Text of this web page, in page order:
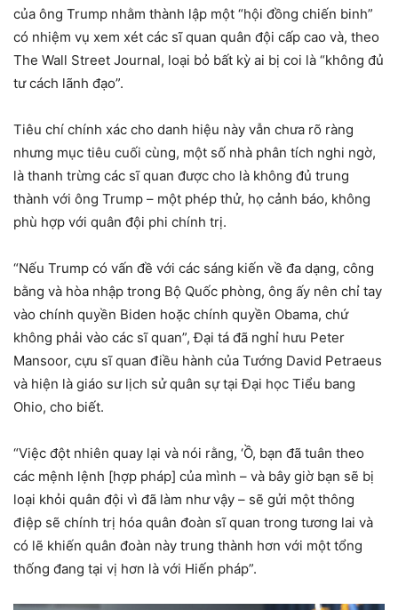
của ông Trump nhằm thành lập một “hội đồng chiến binh”
có nhiệm vụ xem xét các sĩ quan quân đội cấp cao và, theo
The Wall Street Journal, loại bỏ bất kỳ ai bị coi là “không đủ
tư cách lãnh đạo”.
Tiêu chí chính xác cho danh hiệu này vẫn chưa rõ ràng
nhưng mục tiêu cuối cùng, một số nhà phân tích nghi ngờ,
là thanh trừng các sĩ quan được cho là không đủ trung
thành với ông Trump – một phép thử, họ cảnh báo, không
phù hợp với quân đội phi chính trị.
“Nếu Trump có vấn đề với các sáng kiến ​​về đa dạng, công
bằng và hòa nhập trong Bộ Quốc phòng, ông ấy nên chỉ tay
vào chính quyền Biden hoặc chính quyền Obama, chứ
không phải vào các sĩ quan”, Đại tá đã nghỉ hưu Peter
Mansoor, cựu sĩ quan điều hành của Tướng David Petraeus
và hiện là giáo sư lịch sử quân sự tại Đại học Tiểu bang
Ohio, cho biết.
“Việc đột nhiên quay lại và nói rằng, ‘Ồ, bạn đã tuân theo
các mệnh lệnh [hợp pháp] của mình – và bây giờ bạn sẽ bị
loại khỏi quân đội vì đã làm như vậy – sẽ gửi một thông
điệp sẽ chính trị hóa quân đoàn sĩ quan trong tương lai và
có lẽ khiến quân đoàn này trung thành hơn với một tổng
thống đang tại vị hơn là với Hiến pháp”.